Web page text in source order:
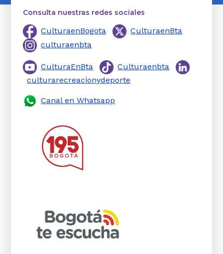
Consulta nuestras redes sociales
CulturaenBogota
CulturaenBta
culturaenbta
CulturaEnBta
Culturaenbta
culturarecreacionydeporte
Canal en Whatsapp